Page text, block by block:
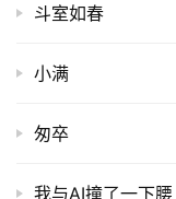
斗室如春
小满
匆卒
我与AI撞了一下腰